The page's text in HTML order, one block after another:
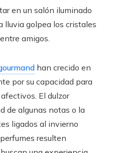
en un salón iluminado
lluvia golpea los cristales
amigos.
han crecido en
por su capacidad para
El dulzor
de algunas notas o la
ligados al invierno
resulten